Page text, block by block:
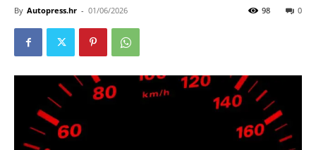
By Autopress.hr - 01/06/2026 0
98